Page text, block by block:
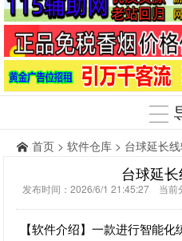
首页 > 软件仓库 > 台球延长
台球延
发布时间：2026/6/1 21:45:27 当前
【软件介绍】一款进行智能